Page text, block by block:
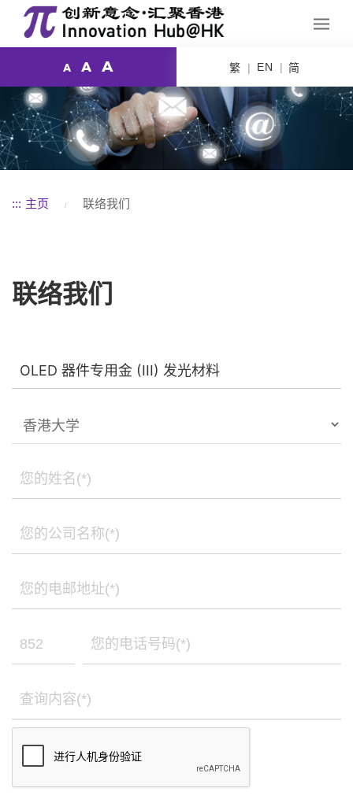
A A A 繁 EN 简
::: 主页 联络我们
联络我们